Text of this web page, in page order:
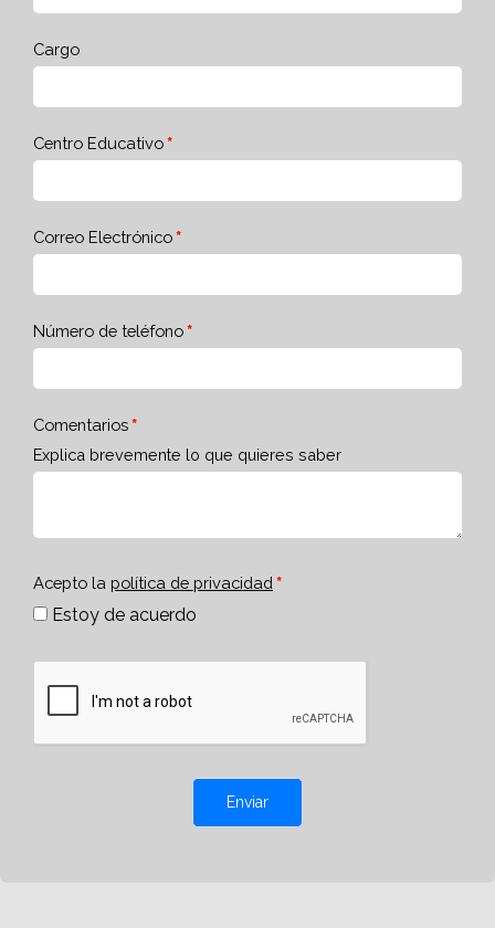
Cargo
Centro Educativo
Correo Electrónico
Número de teléfono
Comentarios
Explica brevemente lo que quieres saber
Acepto la política de privacidad
Estoy de acuerdo
Enviar